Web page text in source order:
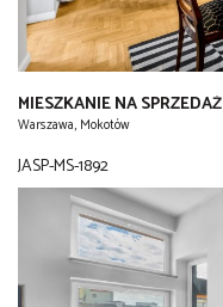
MIESZKANIE NA SPRZEDAŻ
Warszawa, Mokotów
JASP-MS-1892